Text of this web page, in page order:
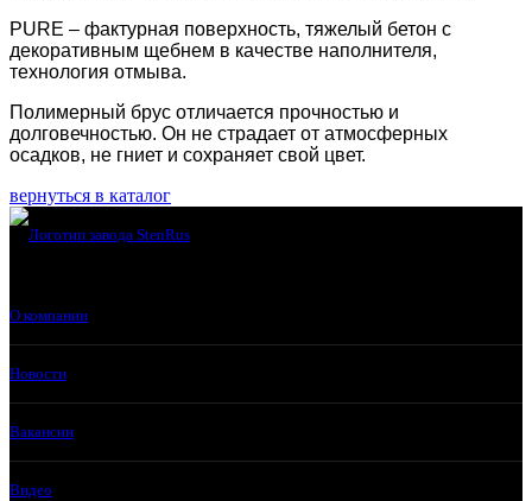
PURE – фактурная поверхность, тяжелый бетон с
декоративным щебнем в качестве наполнителя,
технология отмыва.
Полимерный брус отличается прочностью и
долговечностью. Он не страдает от атмосферных
осадков, не гниет и сохраняет свой цвет.
вернуться в каталог
О компании
Новости
Вакансии
Видео